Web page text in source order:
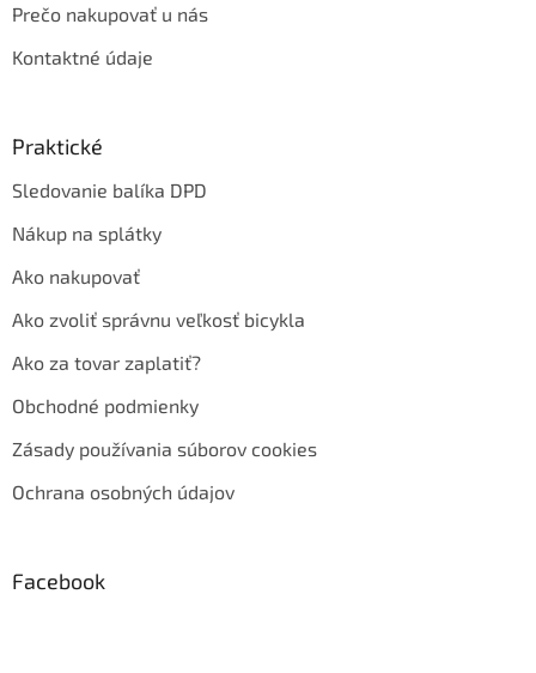
Prečo nakupovať u nás
Kontaktné údaje
Praktické
Sledovanie balíka DPD
Nákup na splátky
Ako nakupovať
Ako zvoliť správnu veľkosť bicykla
Ako za tovar zaplatiť?
Obchodné podmienky
Zásady používania súborov cookies
Ochrana osobných údajov
Facebook